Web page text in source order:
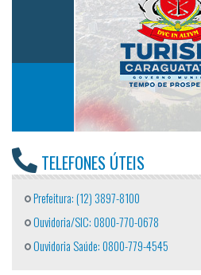
TELEFONES ÚTEIS
Prefeitura: (12) 3897-8100
Ouvidoria/SIC: 0800-770-0678
Ouvidoria Saúde: 0800-779-4545